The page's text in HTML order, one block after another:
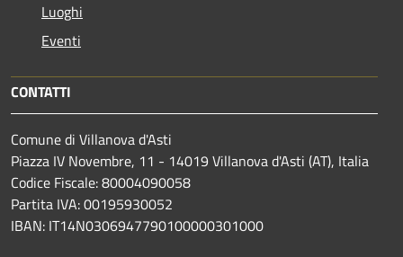
Luoghi
Eventi
CONTATTI
Comune di Villanova d'Asti
Piazza IV Novembre, 11 - 14019 Villanova d'Asti (AT), Italia
Codice Fiscale: 80004090058
Partita IVA: 00195930052
IBAN: IT14N0306947790100000301000